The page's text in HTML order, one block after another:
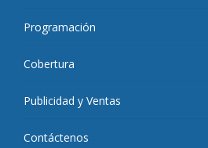
Programación
Cobertura
Publicidad y Ventas
Contáctenos